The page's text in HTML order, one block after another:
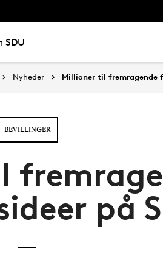
SDU
Nyheder Millioner til fremragende
BEVILLINGER
på